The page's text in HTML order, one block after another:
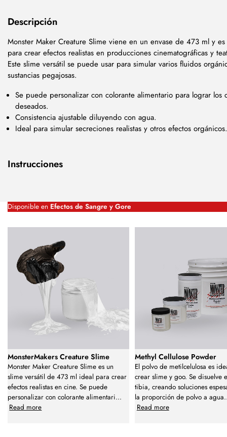
Descripción
Monster Maker Creature Slime viene en un envase de 473 ml y
para crear efectos realistas en producciones cinematográficas y
Este slime versátil se puede usar para simular varios fluidos
sustancias pegajosas.
Se puede personalizar con colorante alimentario para lograr los
deseados.
Consistencia ajustable diluyendo con agua.
Ideal para simular secreciones realistas y otros efectos orgánicos.
Instrucciones
Disponible en Efectos de Sangre y Gore
MonsterMakers Creature Slime
Monster Maker Creature Slime es un
slime versátil de 473 ml ideal para crear
efectos realistas en cine. Se puede
personalizar con colorante alimentari...
Read more
Methyl Cellulose Powder
El polvo de metilcelulosa es
crear slime y goo. Se disuelve
tibia, creando soluciones
la proporción de polvo a agua.
Read more